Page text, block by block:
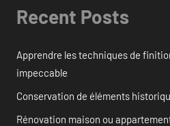
Recent Posts
Apprendre les techniques de
impeccable
Conservation de éléments
Rénovation maison ou